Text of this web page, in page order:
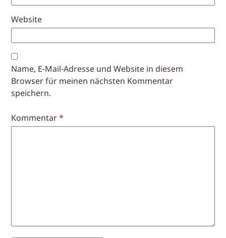
Website
Name, E-Mail-Adresse und Website in diesem
Browser für meinen nächsten Kommentar
speichern.
Kommentar*